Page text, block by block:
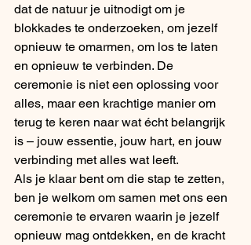
dat de natuur je uitnodigt om je
blokkades te onderzoeken, om jezelf
opnieuw te omarmen, om los te laten
en opnieuw te verbinden. De
ceremonie is niet een oplossing voor
alles, maar een krachtige manier om
terug te keren naar wat écht belangrijk
is – jouw essentie, jouw hart, en jouw
verbinding met alles wat leeft.
Als je klaar bent om die stap te zetten,
ben je welkom om samen met ons een
ceremonie te ervaren waarin je jezelf
opnieuw mag ontdekken, en de kracht